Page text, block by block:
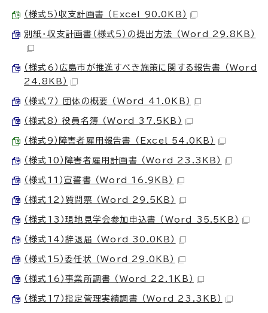
（様式5）収支計画書 （Excel 90.0KB）
別紙・収支計画書（様式5）の提出方法 （Word 29.8KB）
（様式6）広島市が推進すべき施策に関する報告書 （Word
24.8KB）
（様式7） 団体の概要 （Word 41.0KB）
（様式8） 役員名簿 （Word 37.5KB）
（様式9）障害者雇用報告書 （Excel 54.0KB）
（様式10）障害者雇用計画書 （Word 23.3KB）
（様式11）宣誓書 （Word 16.9KB）
（様式12）質問票 （Word 29.5KB）
（様式13）現地見学会参加申込書 （Word 35.5KB）
（様式14）辞退届 （Word 30.0KB）
（様式15）委任状 （Word 29.0KB）
（様式16）事業所調書 （Word 22.1KB）
（様式17）指定管理実績調書 （Word 23.3KB）